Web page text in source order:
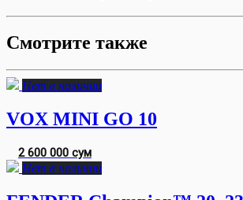
Смотрите также
Нет в наличии
VOX MINI GO 10
2 600 000 сум
Нет в наличии